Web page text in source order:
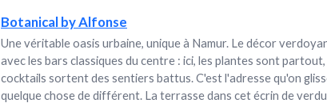
Botanical by Alfonse
Une véritable oasis urbaine, unique à Namur. Le décor
avec les bars classiques du centre : ici, les plantes sont
cocktails sortent des sentiers battus. C'est l'adresse qu'on
quelque chose de différent. La terrasse dans cet écrin de